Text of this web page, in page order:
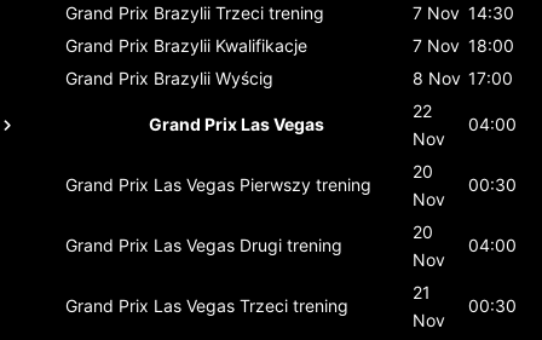
Grand Prix Brazylii Trzeci trening 7 Nov 14:30
Grand Prix Brazylii Kwalifikacje 7 Nov 18:00
Grand Prix Brazylii Wyścig 8 Nov 17:00
Grand Prix Las Vegas
22
Nov
04:00
Grand Prix Las Vegas Pierwszy trening
20
Nov
00:30
Grand Prix Las Vegas Drugi trening
20
Nov
04:00
Grand Prix Las Vegas Trzeci trening
21
Nov
00:30